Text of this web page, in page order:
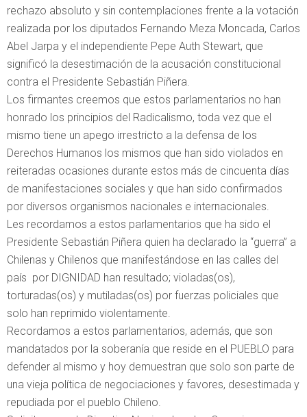
rechazo absoluto y sin contemplaciones frente a la votación
realizada por los diputados Fernando Meza Moncada, Carlos
Abel Jarpa y el independiente Pepe Auth Stewart, que
significó la desestimación de la acusación constitucional
contra el Presidente Sebastián Piñera.
Los firmantes creemos que estos parlamentarios no han
honrado los principios del Radicalismo, toda vez que el
mismo tiene un apego irrestricto a la defensa de los
Derechos Humanos los mismos que han sido violados en
reiteradas ocasiones durante estos más de cincuenta días
de manifestaciones sociales y que han sido confirmados
por diversos organismos nacionales e internacionales.
Les recordamos a estos parlamentarios que ha sido el
Presidente Sebastián Piñera quien ha declarado la “guerra” a
Chilenas y Chilenos que manifestándose en las calles del
país por DIGNIDAD han resultado; violadas(os),
torturadas(os) y mutiladas(os) por fuerzas policiales que
solo han reprimido violentamente.
Recordamos a estos parlamentarios, además, que son
mandatados por la soberanía que reside en el PUEBLO para
defender al mismo y hoy demuestran que solo son parte de
una vieja política de negociaciones y favores, desestimada y
repudiada por el pueblo Chileno.